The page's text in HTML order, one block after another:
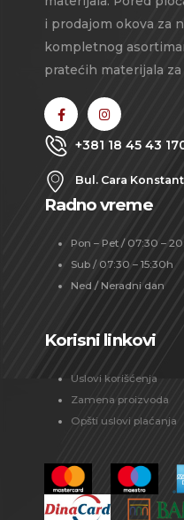
i prodajom okova za
kompletnog
pratećih materijala za
+381 18 45 43
Bul. Cara
Radno vreme
Pon – Pet / 07:30 –
Sub / 07:30 – 15:30h
Ned / Neradni dan
Korisni linkovi
Uslovi korišćenja
Zamena proizvoda
Opšti uslovi plaćanja